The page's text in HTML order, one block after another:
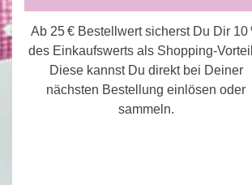
Ab 25 € Bestellwert sicherst Du Dir 10
des Einkaufswerts als Shopping-
Diese kannst Du direkt bei Deiner
nächsten Bestellung einlösen oder
sammeln.